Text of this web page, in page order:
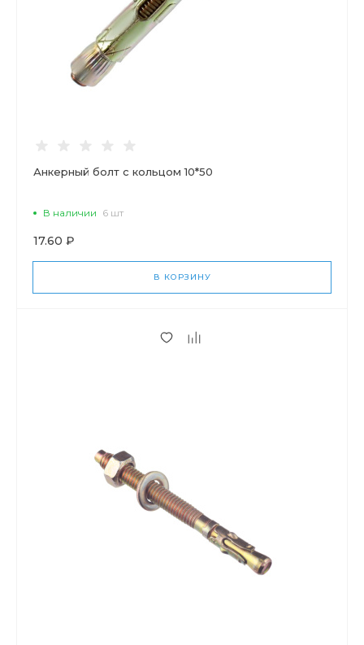
Анкерный болт с кольцом 10*50
В наличии 6 шт
17.60 ₽
В КОРЗИНУ